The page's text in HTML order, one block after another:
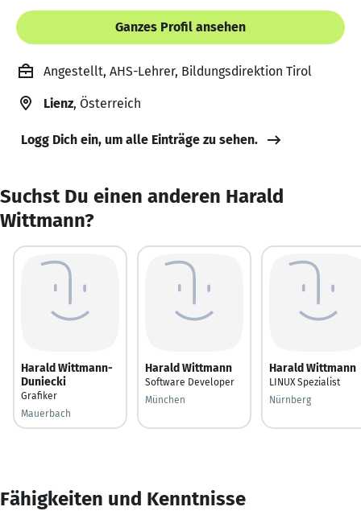
Ganzes Profil ansehen
Angestellt, AHS-Lehrer, Bildungsdirektion Tirol
Lienz, Österreich
Logg Dich ein, um alle Einträge zu sehen.
Suchst Du einen anderen Harald
Wittmann?
Harald Wittmann-
Duniecki
Grafiker
Mauerbach
Harald Wittmann
Software Developer
München
Harald Wittmann
LINUX Spezialist
Nürnberg
Fähigkeiten und Kenntnisse